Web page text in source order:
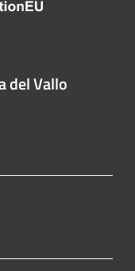
del Vallo